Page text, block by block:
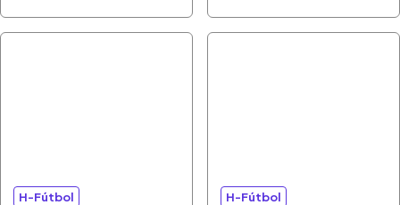
H-Fútbol H-Fútbol